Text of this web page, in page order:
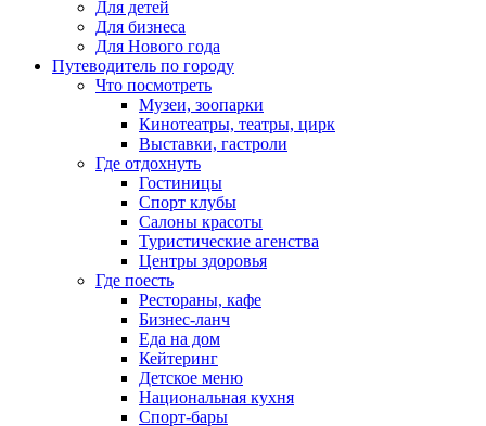
Для детей
Для бизнеса
Для Нового года
Путеводитель по городу
Что посмотреть
Музеи, зоопарки
Кинотеатры, театры, цирк
Выставки, гастроли
Где отдохнуть
Гостиницы
Спорт клубы
Салоны красоты
Туристические агенства
Центры здоровья
Где поесть
Рестораны, кафе
Бизнес-ланч
Еда на дом
Кейтеринг
Детское меню
Национальная кухня
Спорт-бары